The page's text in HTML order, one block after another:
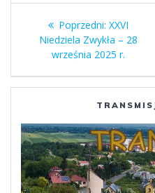
Nawigacja
wpisu
Poprzedni: Poprzedni
wpis:
XXVI
Niedziela Zwykła – 28
września 2025 r.